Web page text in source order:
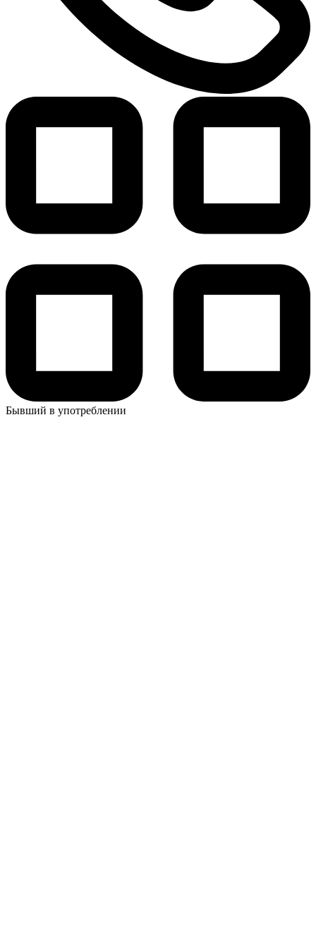
Бывший в употреблении